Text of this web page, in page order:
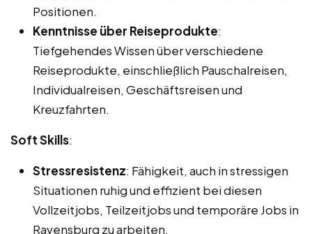
Positionen.
Kenntnisse über Reiseprodukte:
Tiefgehendes Wissen über verschiedene
Reiseprodukte, einschließlich Pauschalreisen,
Individualreisen, Geschäftsreisen und
Kreuzfahrten.
Soft Skills:
Stressresistenz: Fähigkeit, auch in stressigen
Situationen ruhig und effizient bei diesen
Vollzeitjobs, Teilzeitjobs und temporäre Jobs in
Ravensburg zu arbeiten.